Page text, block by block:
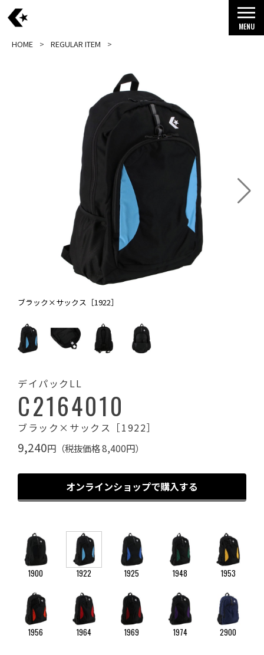
MENU
HOME REGULAR ITEM
ブラック×サックス［1922］
デイパックLL
C2164010
ブラック×サックス［1922］
9,240円（税抜価格 8,400円）
オンラインショップで購入する
1900 1922 1925 1948 1953
1956 1964 1969 1974 2900